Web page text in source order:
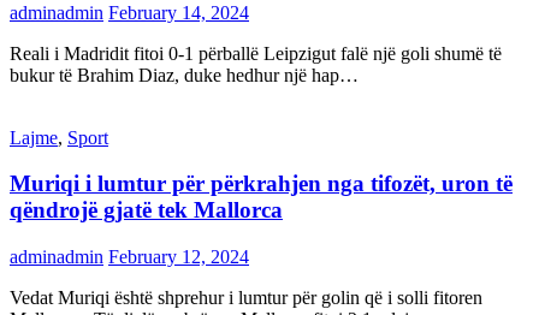
adminadmin February 14, 2024
Reali i Madridit fitoi 0-1 përballë Leipzigut falë një goli shumë të
bukur të Brahim Diaz, duke hedhur një hap…
Lajme, Sport
Muriqi i lumtur për përkrahjen nga tifozët, uron të
qëndrojë gjatë tek Mallorca
adminadmin February 12, 2024
Vedat Muriqi është shprehur i lumtur për golin që i solli fitoren